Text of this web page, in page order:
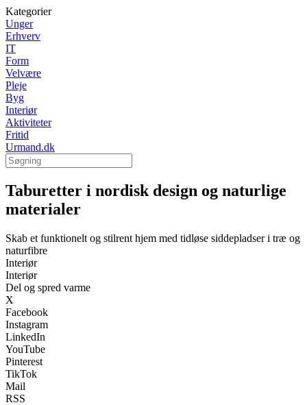
Kategorier
Unger
Erhverv
IT
Form
Velvære
Pleje
Byg
Interiør
Aktiviteter
Fritid
Urmand.dk
Taburetter i nordisk design og naturlige
materialer
Skab et funktionelt og stilrent hjem med tidløse siddepladser i træ og
naturfibre
Interiør
Interiør
Del og spred varme
X
Facebook
Instagram
LinkedIn
YouTube
Pinterest
TikTok
Mail
RSS